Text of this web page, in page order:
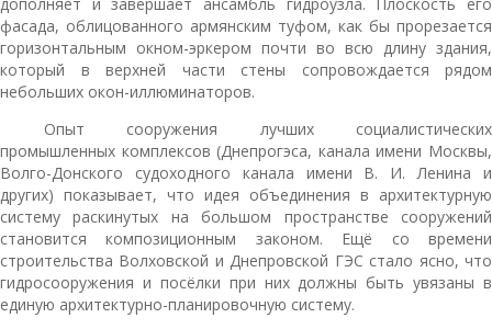
фасада, облицованного армянским туфом, как бы прорезается
горизонтальным окном-эркером почти во всю длину здания,
который в верхней части стены сопровождается рядом
небольших окон-иллюминаторов.
Опыт сооружения лучших социалистических
промышленных комплексов (Днепрогэса, канала имени Москвы,
Волго-Донского судоходного канала имени В. И. Ленина и
других) показывает, что идея объединения в архитектурную
систему раскинутых на большом пространстве сооружений
становится композиционным законом. Ещё со времени
строительства Волховской и Днепровской ГЭС стало ясно, что
гидросооружения и посёлки при них должны быть увязаны в
единую архитектурно-планировочную систему.